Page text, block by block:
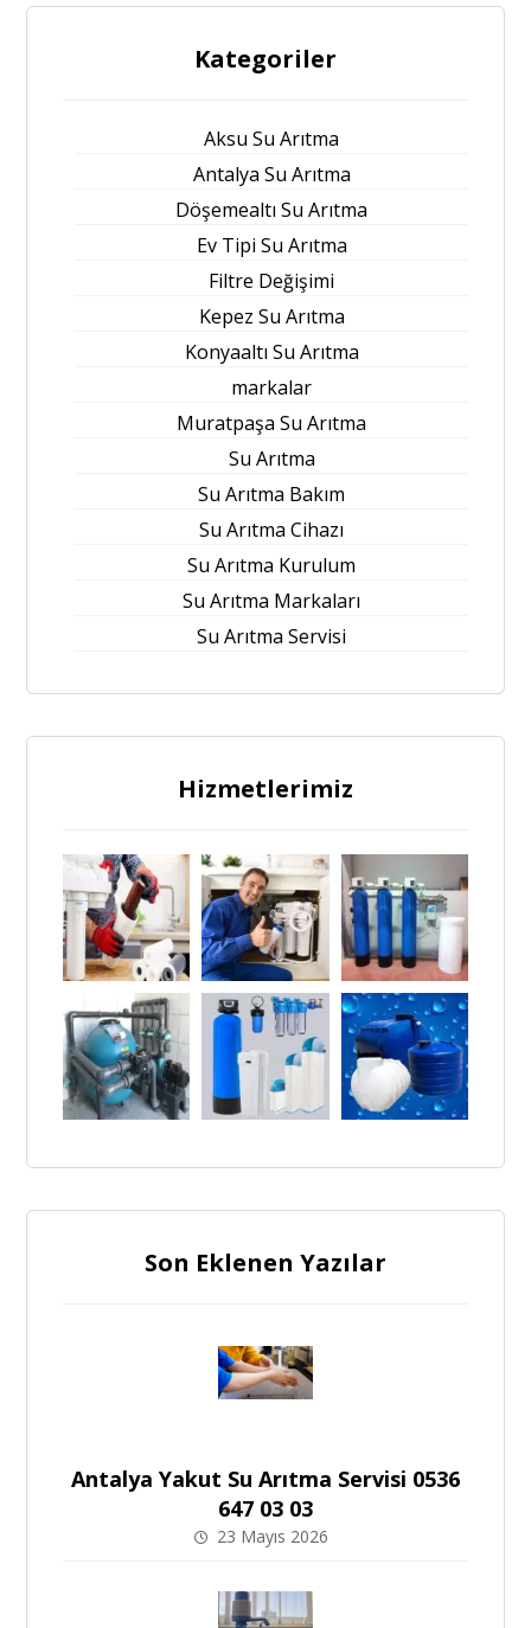
Kategoriler
Aksu Su Arıtma
Antalya Su Arıtma
Döşemealtı Su Arıtma
Ev Tipi Su Arıtma
Filtre Değişimi
Kepez Su Arıtma
Konyaaltı Su Arıtma
markalar
Muratpaşa Su Arıtma
Su Arıtma
Su Arıtma Bakım
Su Arıtma Cihazı
Su Arıtma Kurulum
Su Arıtma Markaları
Su Arıtma Servisi
Hizmetlerimiz
Son Eklenen Yazılar
Antalya Yakut Su Arıtma Servisi 0536
647 03 03
23 Mayıs 2026